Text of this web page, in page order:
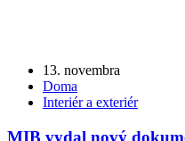
13. novembra
Doma
Interiér a exteriér
MIB vydal nový